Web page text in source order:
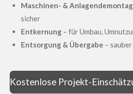
Maschinen- &
sicher
Entkernung– für Umbau,
Entsorgung & Übergabe –
Kostenlose Projekt-